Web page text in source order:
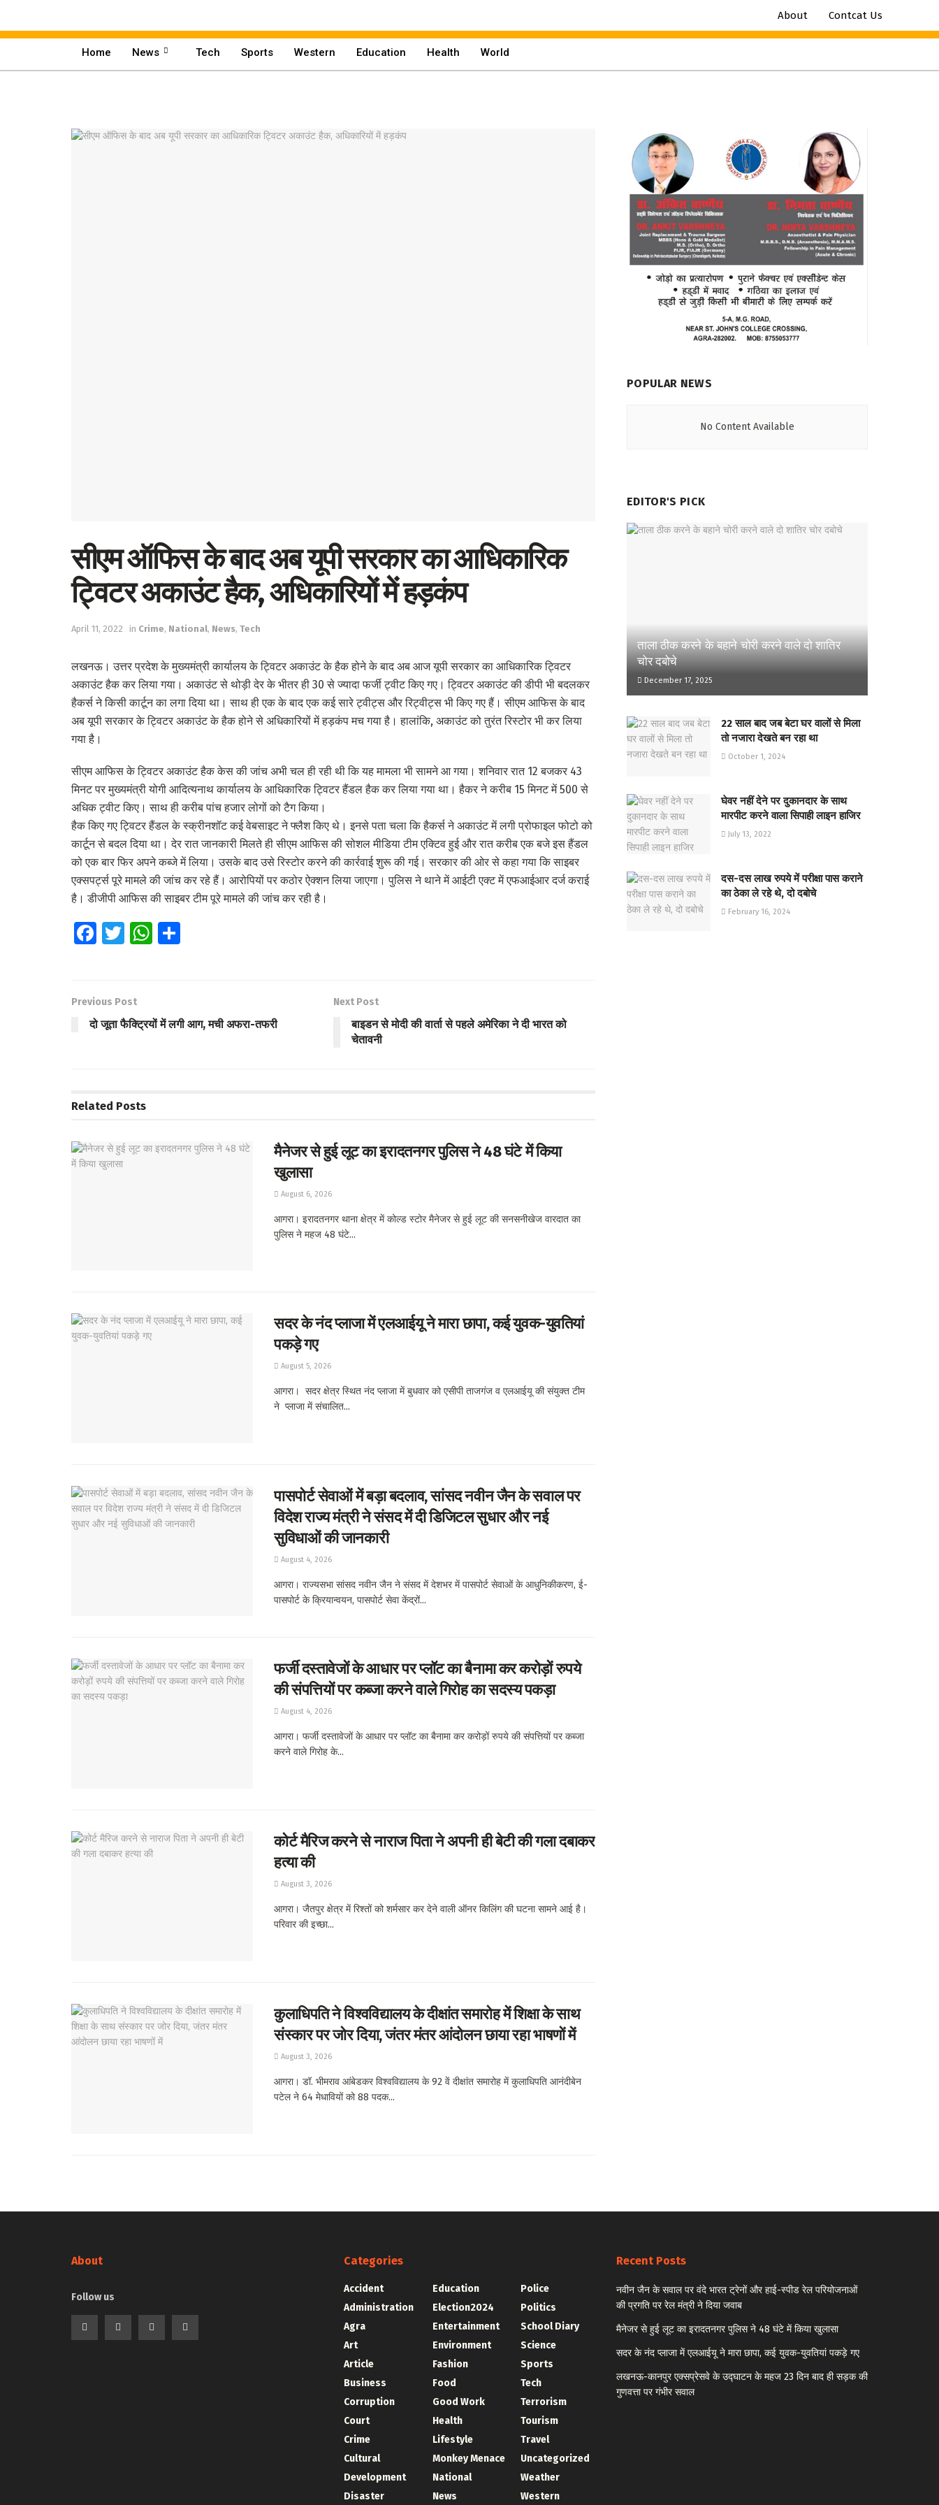
About Contcat Us
Home News Tech Sports Western Education Health World
सीएम ऑफिस के बाद अब यूपी सरकार का आधिकारिक
ट्विटर अकाउंट हैक, अधिकारियों में हड़कंप
April 11, 2022 in Crime, National, News, Tech
लखनऊ। उत्तर प्रदेश के मुख्यमंत्री कार्यालय के ट्विटर अकाउंट के हैक होने के बाद अब आज यूपी सरकार का आधिकारिक ट्विटर
अकाउंट हैक कर लिया गया। अकाउंट से थोड़ी देर के भीतर ही 30 से ज्यादा फर्जी ट्वीट किए गए। ट्विटर अकाउंट की डीपी भी बदलकर
हैकर्स ने किसी कार्टून का लगा दिया था। साथ ही एक के बाद एक कई सारे ट्वीट्स और रिट्वीट्स भी किए गए हैं। सीएम आफिस के बाद
अब यूपी सरकार के ट्विटर अकाउंट के हैक होने से अधिकारियों में हड़कंप मच गया है। हालांकि, अकाउंट को तुरंत रिस्टोर भी कर लिया
गया है।
सीएम आफिस के ट्विटर अकाउंट हैक केस की जांच अभी चल ही रही थी कि यह मामला भी सामने आ गया। शनिवार रात 12 बजकर 43
मिनट पर मुख्यमंत्री योगी आदित्यनाथ कार्यालय के आधिकारिक ट्विटर हैंडल हैक कर लिया गया था। हैकर ने करीब 15 मिनट में 500 से
अधिक ट्वीट किए। साथ ही करीब पांच हजार लोगों को टैग किया।
हैक किए गए ट्विटर हैंडल के स्क्रीनशॉट कई वेबसाइट ने फ्लैश किए थे। इनसे पता चला कि हैकर्स ने अकाउंट में लगी प्रोफाइल फोटो को
कार्टून से बदल दिया था। देर रात जानकारी मिलते ही सीएम आफिस की सोशल मीडिया टीम एक्टिव हुई और रात करीब एक बजे इस हैंडल
को एक बार फिर अपने कब्जे में लिया। उसके बाद उसे रिस्टोर करने की कार्रवाई शुरू की गई। सरकार की ओर से कहा गया कि साइबर
एक्सपर्ट्स पूरे मामले की जांच कर रहे हैं। आरोपियों पर कठोर ऐक्शन लिया जाएगा। पुलिस ने थाने में आईटी एक्ट में एफआईआर दर्ज कराई
है। डीजीपी आफिस की साइबर टीम पूरे मामले की जांच कर रही है।
Fa
o
o
T
er
W
A
Previous Post
दो जूता फैक्ट्रियों में लगी आग, मची अफरा-तफरी
Next Post
बाइडन से मोदी की वार्ता से पहले अमेरिका ने दी भारत को
चेतावनी
Related Posts
मैनेजर से हुई लूट का इरादतनगर पुलिस ने 48 घंटे में किया
खुलासा
August 6, 2026
आगरा। इरादतनगर थाना क्षेत्र में कोल्ड स्टोर मैनेजर से हुई लूट की सनसनीखेज वारदात का
पुलिस ने महज 48 घंटे...
सदर के नंद प्लाजा में एलआईयू ने मारा छापा, कई युवक-युवतियां
पकड़े गए
August 5, 2026
आगरा। सदर क्षेत्र स्थित नंद प्लाजा में बुधवार को एसीपी ताजगंज व एलआईयू की संयुक्त टीम
ने प्लाजा में संचालित...
पासपोर्ट सेवाओं में बड़ा बदलाव, सांसद नवीन जैन के सवाल पर
विदेश राज्य मंत्री ने संसद में दी डिजिटल सुधार और नई
सुविधाओं की जानकारी
August 4, 2026
आगरा। राज्यसभा सांसद नवीन जैन ने संसद में देशभर में पासपोर्ट सेवाओं के आधुनिकीकरण, ई-
पासपोर्ट के क्रियान्वयन, पासपोर्ट सेवा केंद्रों...
फर्जी दस्तावेजों के आधार पर प्लॉट का बैनामा कर करोड़ों रुपये
की संपत्तियों पर कब्जा करने वाले गिरोह का सदस्य पकड़ा
August 4, 2026
आगरा। फर्जी दस्तावेजों के आधार पर प्लॉट का बैनामा कर करोड़ों रुपये की संपत्तियों पर कब्जा
करने वाले गिरोह के...
कोर्ट मैरिज करने से नाराज पिता ने अपनी ही बेटी की गला दबाकर
हत्या की
August 3, 2026
आगरा। जैतपुर क्षेत्र में रिश्तों को शर्मसार कर देने वाली ऑनर किलिंग की घटना सामने आई है।
परिवार की इच्छा...
कुलाधिपति ने विश्वविद्यालय के दीक्षांत समारोह में शिक्षा के साथ
संस्कार पर जोर दिया, जंतर मंतर आंदोलन छाया रहा भाषणों में
August 3, 2026
आगरा। डॉ. भीमराव आंबेडकर विश्वविद्यालय के 92 वें दीक्षांत समारोह में कुलाधिपति आनंदीबेन
पटेल ने 64 मेधावियों को 88 पदक...
POPULAR NEWS
No Content Available
EDITOR'S PICK
ताला ठीक करने के बहाने चोरी करने वाले दो शातिर
चोर दबोचे
December 17, 2025
22 साल बाद जब बेटा घर वालों से मिला
तो नजारा देखते बन रहा था
October 1, 2024
घेवर नहीं देने पर दुकानदार के साथ
मारपीट करने वाला सिपाही लाइन हाजिर
July 13, 2022
दस-दस लाख रुपये में परीक्षा पास कराने
का ठेका ले रहे थे, दो दबोचे
February 16, 2024
About
Follow us
Categories
Accident
Administration
Agra
Art
Article
Business
Corruption
Court
Crime
Cultural
Development
Disaster
Education
Election2024
Entertainment
Environment
Fashion
Food
Good Work
Health
Lifestyle
Monkey Menace
National
News
Police
Politics
School Diary
Science
Sports
Tech
Terrorism
Tourism
Travel
Uncategorized
Weather
Western
Recent Posts
नवीन जैन के सवाल पर वंदे भारत ट्रेनों और हाई-स्पीड रेल परियोजनाओं
की प्रगति पर रेल मंत्री ने दिया जवाब
मैनेजर से हुई लूट का इरादतनगर पुलिस ने 48 घंटे में किया खुलासा
सदर के नंद प्लाजा में एलआईयू ने मारा छापा, कई युवक-युवतियां पकड़े गए
लखनऊ-कानपुर एक्सप्रेसवे के उद्घाटन के महज 23 दिन बाद ही सड़क की
गुणवत्ता पर गंभीर सवाल
Tech